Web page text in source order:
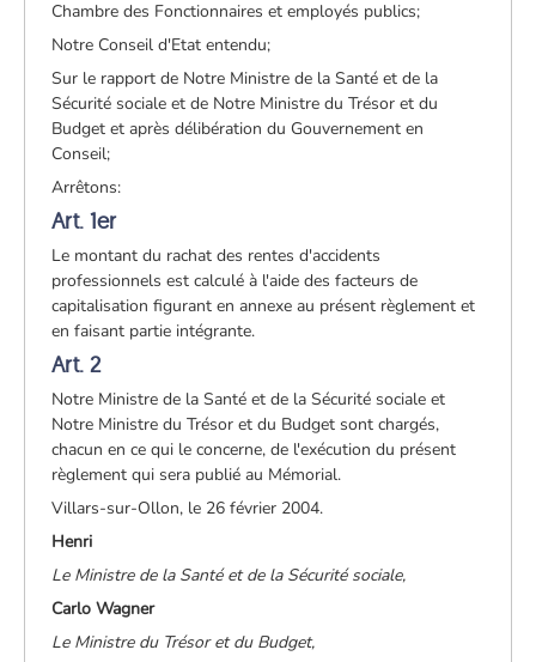
Chambre des Fonctionnaires et employés publics;
Notre Conseil d'Etat entendu;
Sur le rapport de Notre Ministre de la Santé et de la
Sécurité sociale et de Notre Ministre du Trésor et du
Budget et après délibération du Gouvernement en
Conseil;
Arrêtons:
Art. 1er
Le montant du rachat des rentes d'accidents
professionnels est calculé à l'aide des facteurs de
capitalisation figurant en annexe au présent règlement et
en faisant partie intégrante.
Art. 2
Notre Ministre de la Santé et de la Sécurité sociale et
Notre Ministre du Trésor et du Budget sont chargés,
chacun en ce qui le concerne, de l'exécution du présent
règlement qui sera publié au Mémorial.
Villars-sur-Ollon, le 26 février 2004.
Henri
Le Ministre de la Santé et de la Sécurité sociale,
Carlo Wagner
Le Ministre du Trésor et du Budget,